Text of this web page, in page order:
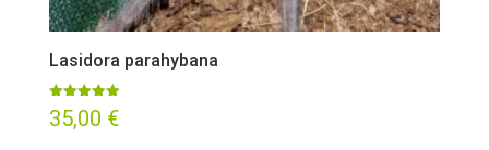
Lasidora parahybana
Valorado
con
35,00 €